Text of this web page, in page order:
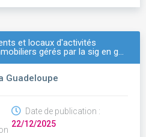
et locaux d'activités
gérés par la sig en g…
Guadeloupe
Date de publication :
22/12/2025